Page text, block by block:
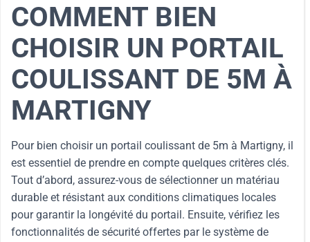
COMMENT BIEN
CHOISIR UN PORTAIL
COULISSANT DE 5M À
MARTIGNY
Pour bien choisir un portail coulissant de 5m à Martigny, il
est essentiel de prendre en compte quelques critères clés.
Tout d’abord, assurez-vous de sélectionner un matériau
durable et résistant aux conditions climatiques locales
pour garantir la longévité du portail. Ensuite, vérifiez les
fonctionnalités de sécurité offertes par le système de